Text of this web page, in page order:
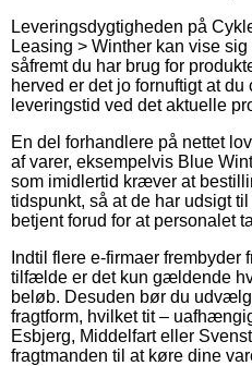
Leveringsdygtigheden på
Leasing > Winther kan vise
såfremt du har brug for
herved er det jo fornuftigt at
leveringstid ved det aktuelle
En del forhandlere på nettet
af varer, eksempelvis Blue
som imidlertid kræver at
tidspunkt, så at de har udsigt
betjent forud for at personalet
Indtil flere e-firmaer
tilfælde er det kun gældende
beløb. Desuden bør du
fragtform, hvilket tit –
Esbjerg, Middelfart eller
fragtmanden til at køre dine